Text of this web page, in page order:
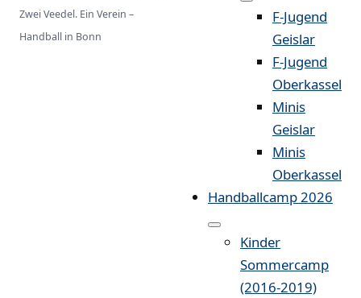
Zwei Veedel. Ein Verein –
Handball in Bonn
F-Jugend
Geislar
F-Jugend
Oberkassel
Minis
Geislar
Minis
Oberkassel
Handballcamp 2026
Kinder
Sommercamp
(2016-2019)